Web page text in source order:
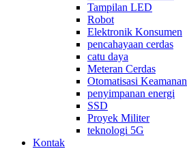
Tampilan LED
Robot
Elektronik Konsumen
pencahayaan cerdas
catu daya
Meteran Cerdas
Otomatisasi Keamanan
penyimpanan energi
SSD
Proyek Militer
teknologi 5G
Kontak